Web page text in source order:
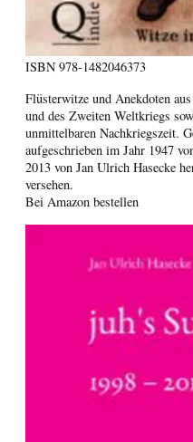
ISBN 978-1482046373
Flüsterwitze und Anekdoten
und des Zweiten Weltkriegs
unmittelbaren Nachkriegszeit.
aufgeschrieben im Jahr 1947
2013 von Jan Ulrich Hasecke
versehen.
Bei Amazon bestellen